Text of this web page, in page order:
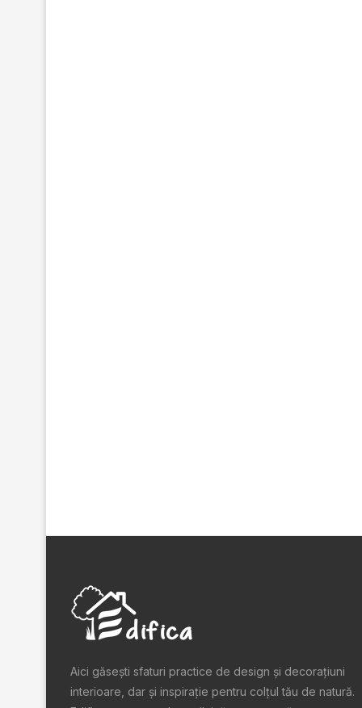
Aici găsești sfaturi practice de design şi decoraţiuni
interioare, dar și inspiraţie pentru colţul tău de natură.